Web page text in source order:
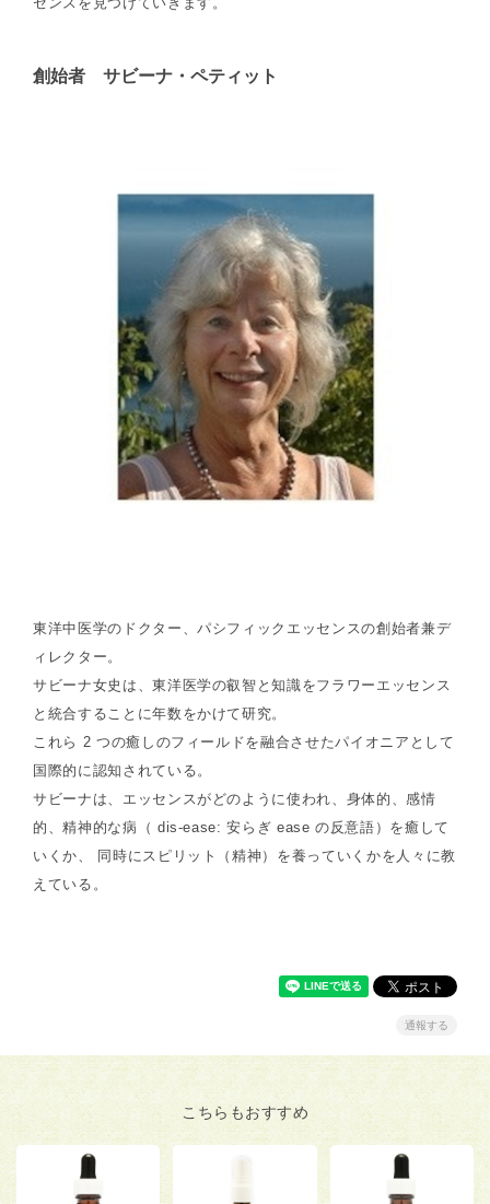
創始者 サビーナ・ペティット
東洋中医学のドクター、パシフィックエッセンスの創始者兼デ
ィレクター。
サビーナ女史は、東洋医学の叡智と知識をフラワーエッセンス
と統合することに年数をかけて研究。
これら 2 つの癒しのフィールドを融合させたパイオニアとして
国際的に認知されている。
サビーナは、エッセンスがどのように使われ、身体的、感情
的、精神的な病（ dis-ease: 安らぎ ease の反意語）を癒して
いくか、 同時にスピリット（精神）を養っていくかを人々に教
えている。
通報する
こちらもおすすめ